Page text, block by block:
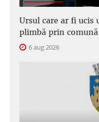
Ursul care ar fi ucis
plimbă prin comună
6 aug 2026